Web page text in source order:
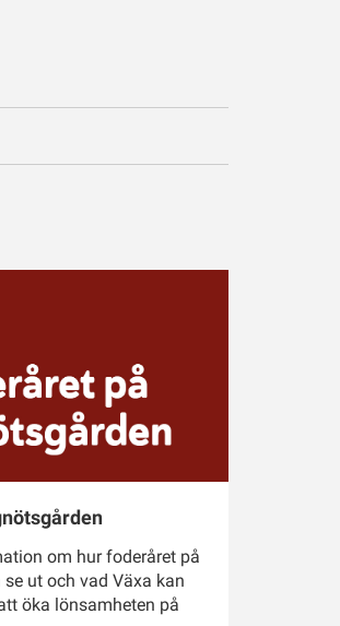
om hur foderåret på
ut och vad Växa kan
öka lönsamheten på